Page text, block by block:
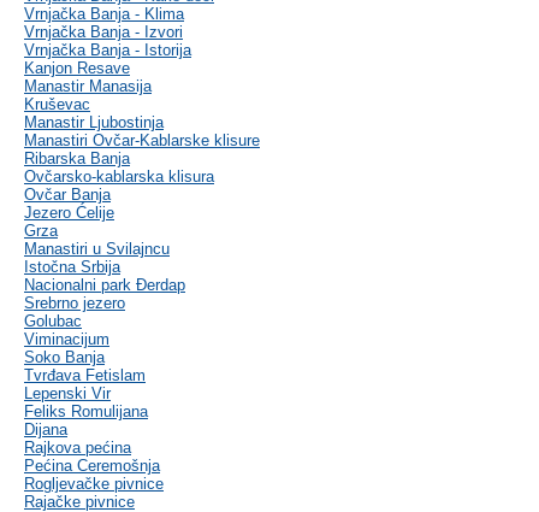
Vrnjačka Banja - Klima
Vrnjačka Banja - Izvori
Vrnjačka Banja - Istorija
Kanjon Resave
Manastir Manasija
Kruševac
Manastir Ljubostinja
Manastiri Ovčar-Kablarske klisure
Ribarska Banja
Ovčarsko-kablarska klisura
Ovčar Banja
Jezero Ćelije
Grza
Manastiri u Svilajncu
Istočna Srbija
Nacionalni park Đerdap
Srebrno jezero
Golubac
Viminacijum
Soko Banja
Tvrđava Fetislam
Lepenski Vir
Feliks Romulijana
Dijana
Rajkova pećina
Pećina Ceremošnja
Rogljevačke pivnice
Rajačke pivnice